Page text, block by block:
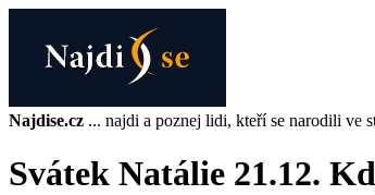
Najdise.cz ... najdi a poznej lidi, kteří se narodili ve
Svátek Natálie 21.12.